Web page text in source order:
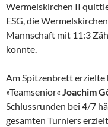
Wermelskirchen II
ESG, die
Mannschaft mit 11:3
konnte.
Am Spitzenbrett erzielte
»Teamsenior« Joachim
Schlussrunden bei 4/7
gesamten Turniers